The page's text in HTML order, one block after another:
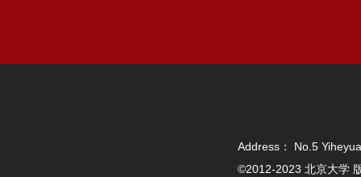
Address： No.5
©2012-2023 北京大学